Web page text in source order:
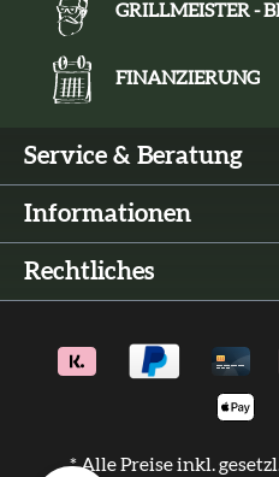
GRILLMEISTER -
FINANZIERUNG
Service & Beratung
Informationen
Rechtliches
* Alle Preise inkl.